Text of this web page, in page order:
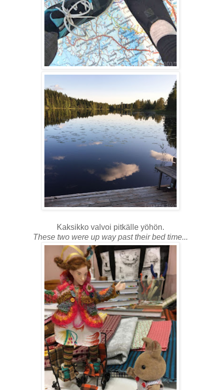
Kaksikko valvoi pitkälle yöhön.
These two were up way past their bed time...